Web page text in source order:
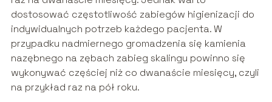
dostosować częstotliwość zabiegów higienizacji do
indywidualnych potrzeb każdego pacjenta. W
przypadku nadmiernego gromadzenia się kamienia
nazębnego na zębach zabieg skalingu powinno się
wykonywać częściej niż co dwanaście miesięcy, czyli
na przykład raz na pół roku.